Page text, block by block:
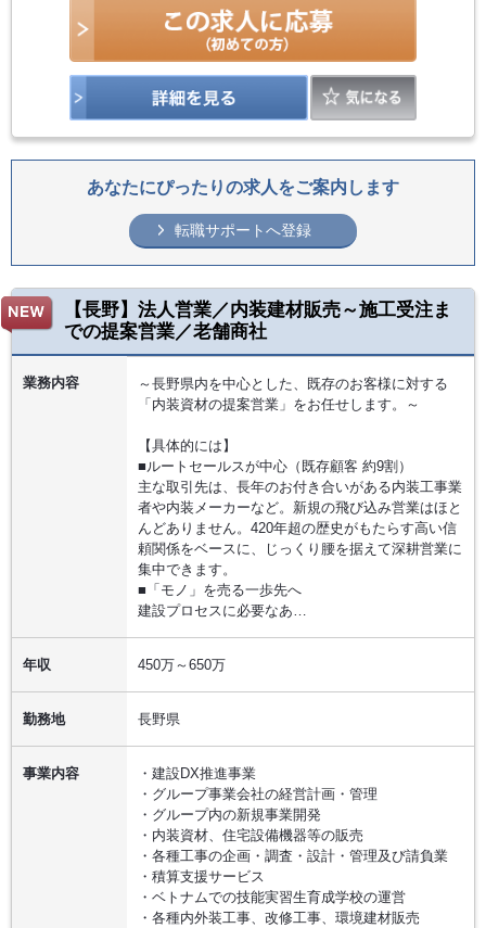
あなたにぴったりの求人をご案内します
転職サポートへ登録
【長野】法人営業／内装建材販売～施工受注ま
での提案営業／老舗商社
業務内容
～長野県内を中心とした、既存のお客様に対する
「内装資材の提案営業」をお任せします。～
【具体的には】
■ルートセールスが中心（既存顧客 約9割）
主な取引先は、長年のお付き合いがある内装工事業
者や内装メーカーなど。新規の飛び込み営業はほと
んどありません。420年超の歴史がもたらす高い信
頼関係をベースに、じっくり腰を据えて深耕営業に
集中できます。
■「モノ」を売る一歩先へ
建設プロセスに必要なあ…
年収 450万～650万
勤務地 長野県
事業内容
・建設DX推進事業
・グループ事業会社の経営計画・管理
・グループ内の新規事業開発
・内装資材、住宅設備機器等の販売
・各種工事の企画・調査・設計・管理及び請負業
・積算支援サービス
・ベトナムでの技能実習生育成学校の運営
・各種内外装工事、改修工事、環境建材販売